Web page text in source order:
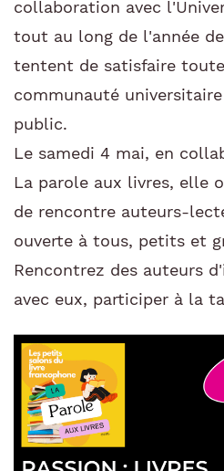
collaboration avec
tout au long de l'année
tentent de satisfaire
communauté
public.
Le samedi 4 mai, en
La parole aux livres, elle
de rencontre auteurs-
ouverte à tous, petits et
Rencontrez des auteurs
avec eux, participer à la